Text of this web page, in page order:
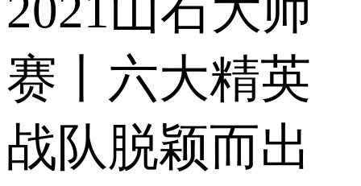
赛丨六大精英
战队脱颖而出